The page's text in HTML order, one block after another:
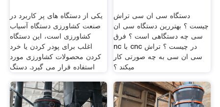
یکی از دستگاه های پر کاربرد در
صنعت کشاورزی دستگاه آسیاب
کشاورزی است، این دستگاه
اغلب برای پودر کردن یا خرد
کردن محصولات کشاورزی مورد
استفاده قرار می گیرد. دستگ
دستگاه سی ان سی تراش
چیست ؟ بهتررین دستگاه سی ان
سی چه دستگاهی است ؟ فرق
nc با cnc در چیست ؟ تراش
سی ان سی به چه صورتی کار
میکند ؟